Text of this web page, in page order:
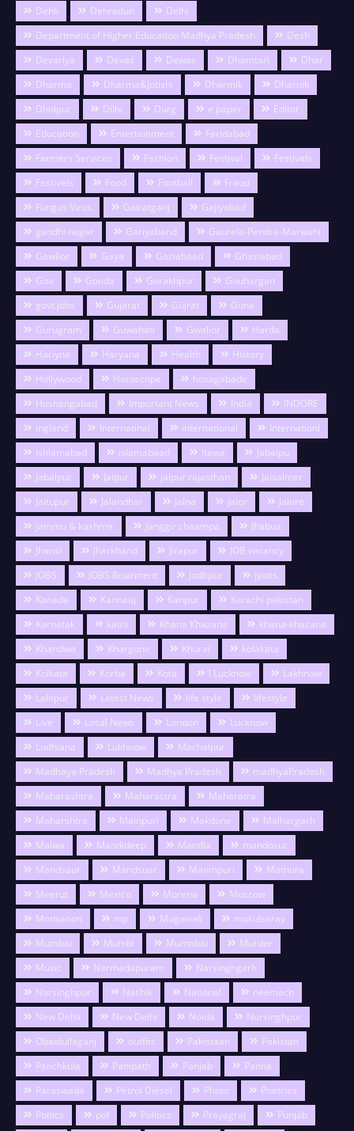
Dehli
Dehradun
Delhi
Department of Higher Education Madhya Pradesh
Desh
Devariya
Devas Dewas Dhamtari
Dhar
Dharma
Dharma&Jotishi Dharmik
Dharnik
Dholpur
Dilhi Durg e paper
Editor
Education
Entertainment
Faridabad
Farmers Services
Fashion Festival
Festivals
Festivels
Food Football
Fraud
Fungus Virus
Gairatganj
Gajiyabad
gandhi nagar
Gariyaband
Gaurela-Pendra-Marwahi
Gawlior
Gaya Gaziabaad
Ghaziabad
Goa
Gonda Gorakhpur
Gouhargan
govt.jobs
Gujarat Gujrat
Guna
Gurugram
Guwahati Gwalior
Harda
Hariyna
Haryana Health
History
Hollywood
Horoscope
hosagabade
Hoshangabad
Important News India
INDORE
ingland
Internatinal international
Internationl
Ishlamabad
islamabaad Itawa
Jabalpu
Jabalpur
Jaipur jaipur rajasthan
Jaisalmer
Jaitupur
Jalandhar Jalna jalor
Jalore
jammu & kashmir
Janggir chaampa
Jhabua
Jhansi
Jharkhand Jirapur
JOB vacancy
JOBS
JOBS Rcuirment Jodhpur
jyotis
Kanada
Kannauj Kanpur
Karachi pakistan
Karnatak
katni Khana Khazana
khana-khazana
Khandwa
Khargone Khurai
kolakata
Kolkata
Korba Kota l Lucknow
Lakhnow
Lalitpur
Latest News life style
lifestyle
Live
Local News London
Lucknow
Ludhiana
Lukhnow
Machalpur
Madhaya Pradesh
Madhya Pradesh
madhyaPradesh
Maharashtra
Maharastra
Maharatra
Maharshtra
Mainpuri Makdone
Malhargarh
Malwa
Mandideep Mandla
mandosur
Mandsaur
Mandsuar Manmpuri
Mathura
Meerut
Mexico Morena
Moscow
Motivation
mp Mugawali
mukulsaray
Mumbai
Mumbi Mumnbai
Murder
Music
Narmadapuram
Narsinghgarh
Narsinghpur
Nashik National
neemach
New Dehli
New Delhi Noida
Nursinghpur
Obaidullaganj
outfits Pakistaan
Pakistan
Panchkula
Panipath Panjab
Panna
Paraswada
Petrol Diesel Photo
Poetries
Poitics
pol Politics Prayagraj
Punjab